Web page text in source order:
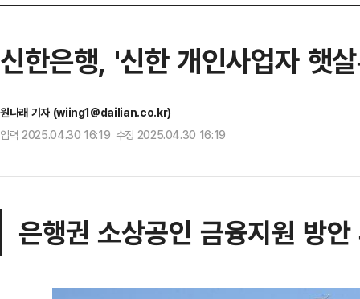
신한은행, '신한 개인사업자
원나래 기자 (wiing1@dailian.co.kr)
입력 2025.04.30 16:19 수정 2025.04.30 16:19
은행권 소상공인 금융지원 방